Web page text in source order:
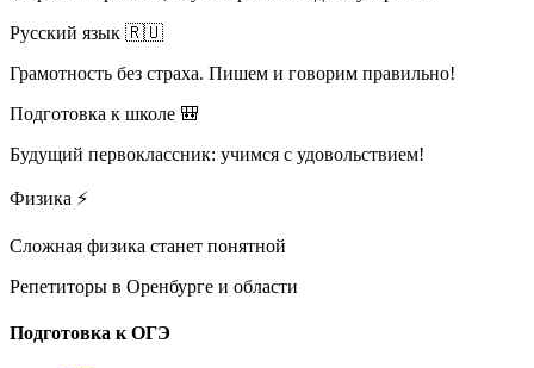
Русский язык 🇷🇺
Грамотность без страха. Пишем и говорим правильно!
Подготовка к школе 🎒
Будущий первоклассник: учимся с удовольствием!
Физика ⚡
Сложная физика станет понятной
Репетиторы в Оренбурге и области
Подготовка к ОГЭ